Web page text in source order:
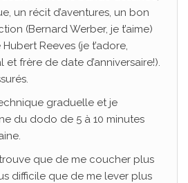
un récit d’aventures, un bon
(Bernard Werber, je t’aime)
Reeves (je t’adore,
frère de date d’anniversaire!).
graduelle et je
du dodo de 5 à 10 minutes
que de me coucher plus
difficile que de me lever plus